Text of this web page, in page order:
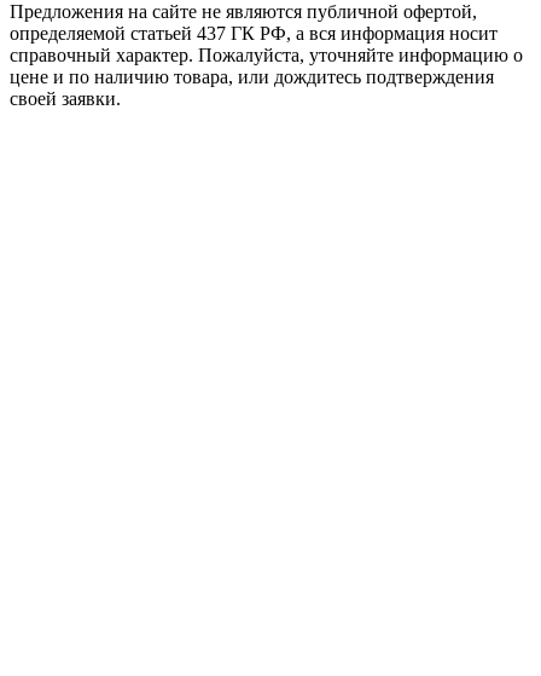
Предложения на сайте не являются публичной офертой,
определяемой статьей 437 ГК РФ, а вся информация носит
справочный характер. Пожалуйста, уточняйте информацию о
цене и по наличию товара, или дождитесь подтверждения
своей заявки.